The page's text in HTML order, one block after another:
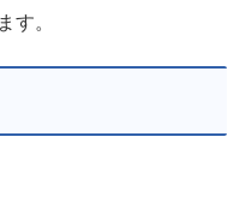
す。